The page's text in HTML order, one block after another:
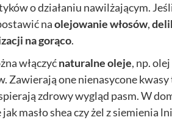
o działaniu nawilżającym.
naolejowanie włosów,
na gorąco.
włączyćnaturalne oleje, np.
Zawierają one nienasycone
zdrowy wygląd pasm. W
masło shea czy żel z siemienia